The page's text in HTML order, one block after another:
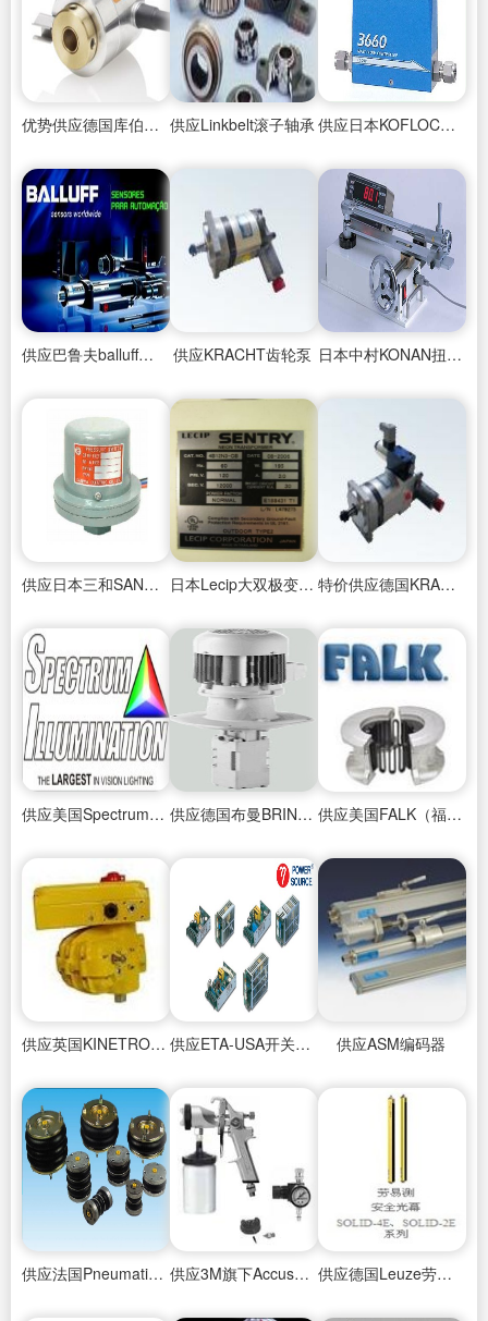
优势供应德国库伯勒（kuebler）绝对型多转编码器 供应Linkbelt滚子轴承 供应日本KOFLOC流量计
供应巴鲁夫balluff接近开关 供应KRACHT齿轮泵 日本中村KONAN扭矩测试仪
供应日本三和SANWA压力开关 日本Lecip大双极变压器 特价供应德国KRACHT流量计
供应美国Spectrum Illumination（SI）光源产品 供应德国布曼BRINKMANN隔膜泵 供应美国FALK（福克）鼓形齿式联轴器
供应英国KINETROL叶片式旋转气缸 供应ETA-USA开关电源 供应ASM编码器
供应法国Pneumatis普利特斯橡胶空气弹簧 供应3M旗下Accuspray（阿Q）喷枪 供应德国Leuze劳易测安全光幕